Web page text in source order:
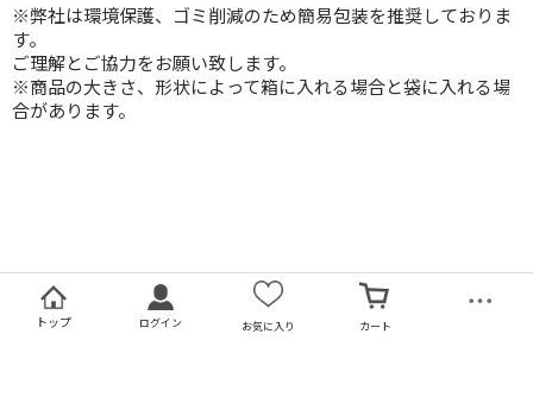
※弊社は環境保護、ゴミ削減のため簡易包装を推奨しておりま
す。
ご理解とご協力をお願い致します。
※商品の大きさ、形状によって箱に入れる場合と袋に入れる場
合があります。
トップ ログイン お気に入り カート